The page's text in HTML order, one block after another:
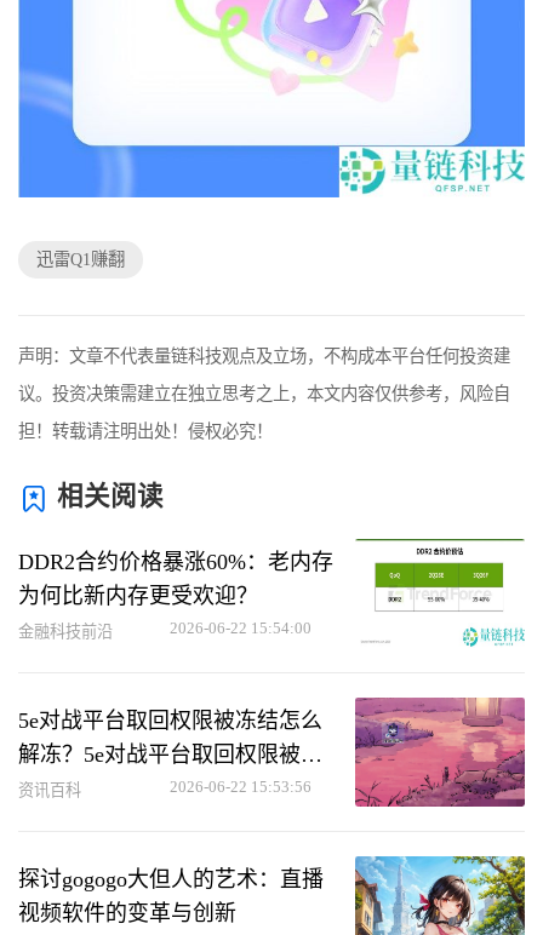
迅雷Q1赚翻
声明：文章不代表量链科技观点及立场，不构成本平台任何投资建
议。投资决策需建立在独立思考之上，本文内容仅供参考，风险自
担！转载请注明出处！侵权必究！
相关阅读
DDR2合约价格暴涨60%：老内存
为何比新内存更受欢迎？
金融科技前沿 2026-06-22 15:54:00
5e对战平台取回权限被冻结怎么
解冻？5e对战平台取回权限被冻
结解冻方法
资讯百科 2026-06-22 15:53:56
探讨gogogo大但人的艺术：直播
视频软件的变革与创新